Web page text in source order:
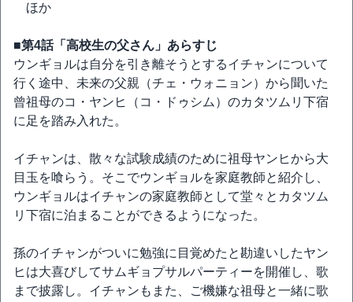
ほか
■第4話「高校生の父さん」あらすじ
ウンギョルは自分を引き離そうとするイチャンについて
行く途中、未来の父親（チェ・ウォニョン）から聞いた
曾祖母のコ・ヤンヒ（コ・ドゥシム）のカタツムリ下宿
に足を踏み入れた。
イチャンは、散々な試験成績のために祖母ヤンヒから大
目玉を喰らう。そこでウンギョルを家庭教師と紹介し、
ウンギョルはイチャンの家庭教師として堂々とカタツム
リ下宿に泊まることができるようになった。
孫のイチャンがついに勉強に目覚めたと勘違いしたヤン
ヒは大喜びしてサムギョプサルパーティーを開催し、歌
まで披露し。イチャンもまた、ご機嫌な祖母と一緒に歌